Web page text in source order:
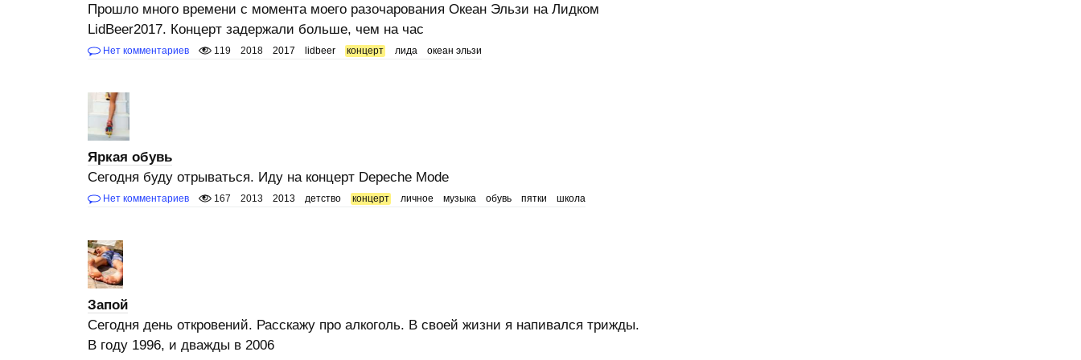
Прошло много времени с момента моего разочарования Океан Эльзи на Лидком
LidBeer2017. Концерт задержали больше, чем на час
Нет комментариев 119 2018 2017 lidbeer концерт лида океан эльзи
Яркая обувь
Сегодня буду отрываться. Иду на концерт Depeche Mode
Нет комментариев 167 2013 2013 детство концерт личное музыка обувь пятки школа
Запой
Сегодня день откровений. Расскажу про алкоголь. В своей жизни я напивался трижды.
В году 1996, и дважды в 2006